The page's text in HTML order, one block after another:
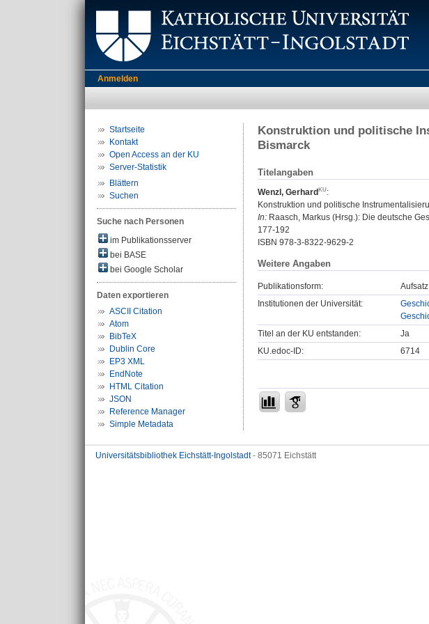
Anmelden
Startseite
Kontakt
Open Access an der KU
Server-Statistik
Blättern
Suchen
Suche nach Personen
im Publikationsserver
bei BASE
bei Google Scholar
Daten exportieren
ASCII Citation
Atom
BibTeX
Dublin Core
EP3 XML
EndNote
HTML Citation
JSON
Reference Manager
Simple Metadata
Konstruktion und politische
Bismarck
Titelangaben
Wenzl, Gerhard
:
Konstruktion und politische
In: Raasch, Markus (Hrsg.): Die deutsche
177-192
ISBN 978-3-8322-9629-2
Weitere Angaben
Publikationsform:
Institutionen der Universität:
Titel an der KU entstanden:
Ja
KU.edoc-ID:
6714
Universitätsbibliothek Eichstätt-Ingolstadt- 85071 Eichstätt